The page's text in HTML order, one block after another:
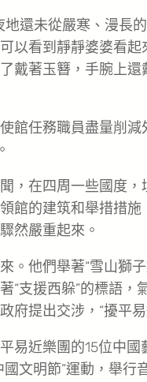
還未從嚴寒、漫長
以看到靜靜婆婆看
戴著玉簪，手腕上
館任務職員盡量削
，在四周一些國度
館的建筑和舉措措施
然嚴重起來。
。他們舉著“雪山獅
“支援西躲”的標語
府提出交涉，“擾平易
易近樂團的15位中
文明節”運動，舉行